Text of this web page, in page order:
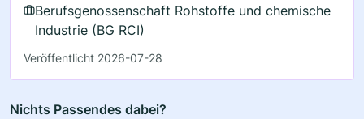
Berufsgenossenschaft Rohstoffe und chemische
Industrie (BG RCI)
Veröffentlicht 2026-07-28
Nichts Passendes dabei?